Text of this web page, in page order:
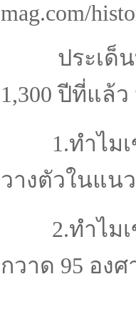
mag.com/
ประเด็นที่
1,300 ปีที่แล้
1.ทำไมเข
วางตัวในแนว
2.ทำไมเข
กวาด 95 องศ